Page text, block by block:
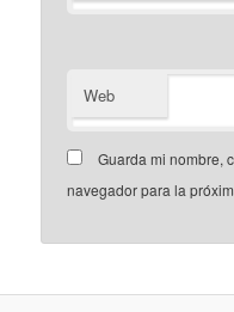
Web
Guarda mi nombre,
navegador para la